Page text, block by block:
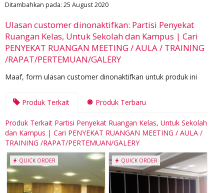
Ditambahkan pada: 25 August 2020
Ulasan customer dinonaktifkan: Partisi Penyekat
Ruangan Kelas, Untuk Sekolah dan Kampus | Cari
PENYEKAT RUANGAN MEETING / AULA / TRAINING
/RAPAT/PERTEMUAN/GALERY
Maaf, form ulasan customer dinonaktifkan untuk produk ini
Produk Terkait Produk Terbaru
Produk Terkait Partisi Penyekat Ruangan Kelas, Untuk Sekolah
dan Kampus | Cari PENYEKAT RUANGAN MEETING / AULA /
TRAINING /RAPAT/PERTEMUAN/GALERY
QUICK ORDER QUICK ORDER